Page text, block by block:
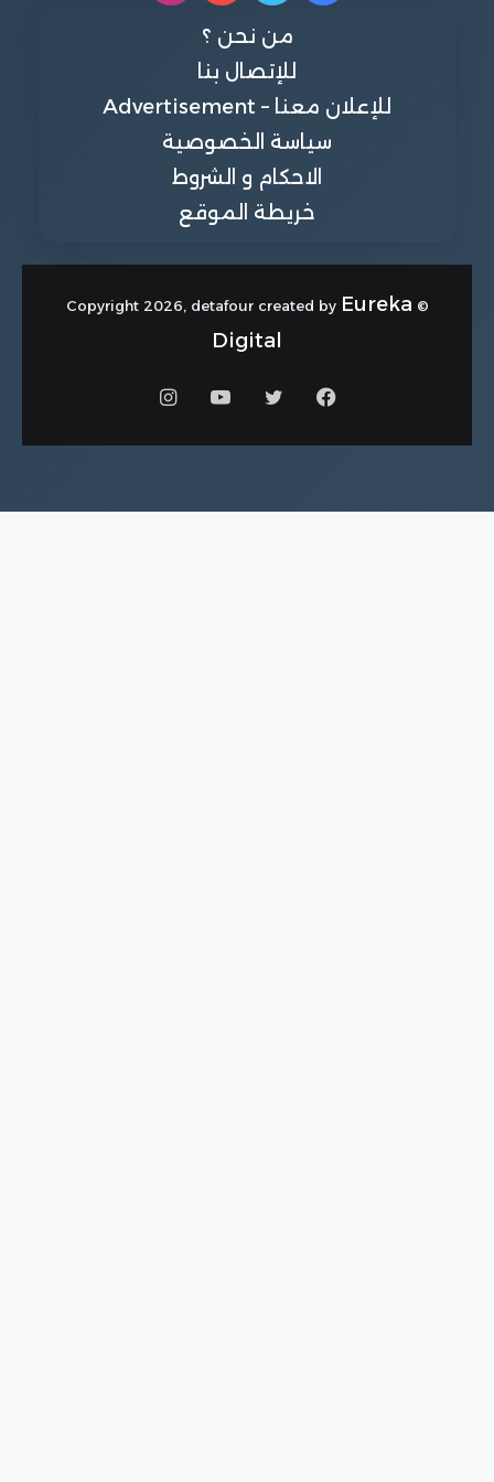
من نحن ؟
للإتصال بنا
للإعلان معنا – Advertisement
سياسة الخصوصية
الاحكام و الشروط
خريطة الموقع
© Copyright 2026, detafour created by
Eureka
Digital
فيسبوكتويتر يوتيوبانستقرام